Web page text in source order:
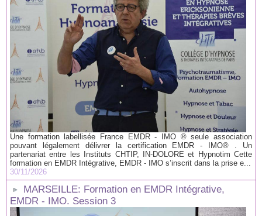
Une formation labellisée France EMDR - IMO ® seule association
pouvant légalement délivrer la certification EMDR - IMO® . Un
partenariat entre les Instituts CHTIP, IN-DOLORE et Hypnotim Cette
formation en EMDR Intégrative, EMDR - IMO s’inscrit dans la prise e...
30/11/2026
MARSEILLE: Formation en EMDR Intégrative,
EMDR - IMO. Session 3